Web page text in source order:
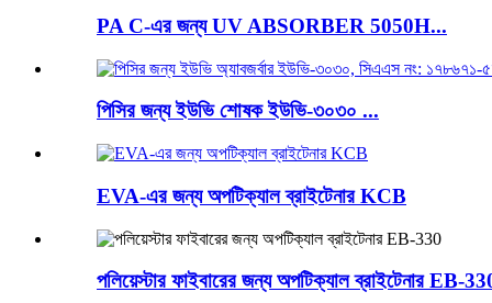
PA C-এর জন্য UV ABSORBER 5050H...
পিসির জন্য ইউভি শোষক ইউভি-৩০৩০ ...
EVA-এর জন্য অপটিক্যাল ব্রাইটেনার KCB
পলিয়েস্টার ফাইবারের জন্য অপটিক্যাল ব্রাইটেনার EB-